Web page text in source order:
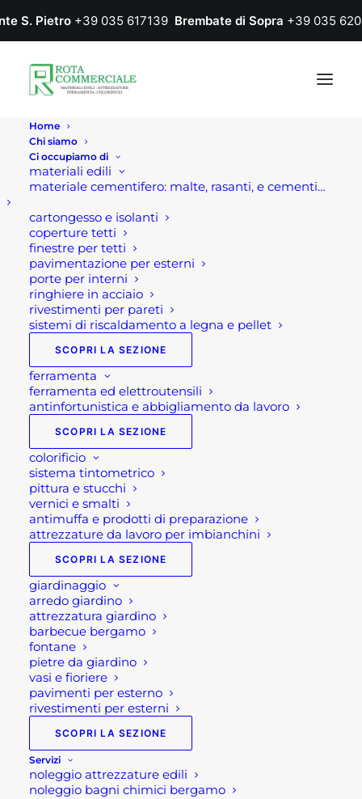
S. Pietro +39 035 617139 Brembate di Sopra +39 035
Home
Chi siamo
Ci occupiamo di
materiali edili
materiale cementifero: malte, rasanti, e cementi…
cartongesso e isolanti
coperture tetti
finestre per tetti
pavimentazione per esterni
porte per interni
ringhiere in acciaio
rivestimenti per pareti
sistemi di riscaldamento a legna e pellet
SCOPRI LA SEZIONE
ferramenta
ferramenta ed elettroutensili
antinfortunistica e abbigliamento da lavoro
SCOPRI LA SEZIONE
colorificio
sistema tintometrico
pittura e stucchi
vernici e smalti
antimuffa e prodotti di preparazione
attrezzature da lavoro per imbianchini
SCOPRI LA SEZIONE
giardinaggio
arredo giardino
attrezzatura giardino
barbecue bergamo
fontane
pietre da giardino
vasi e fioriere
pavimenti per esterno
rivestimenti per esterni
SCOPRI LA SEZIONE
Servizi
noleggio attrezzature edili
noleggio bagni chimici bergamo
Home Prodotto Colore S 3030-50R
S 3030-50R